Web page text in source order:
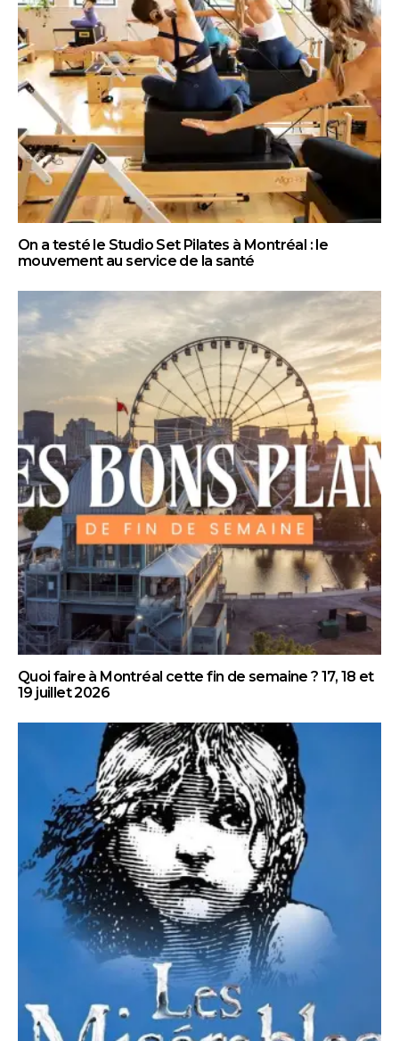
On a testé le Studio Set Pilates à Montréal : le
mouvement au service de la santé
Quoi faire à Montréal cette fin de semaine ? 17, 18 et
19 juillet 2026